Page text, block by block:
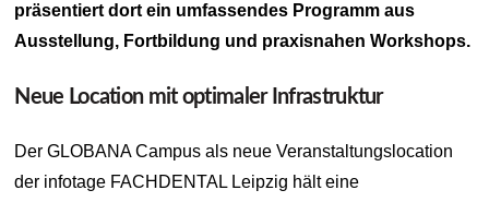
präsentiert dort ein umfassendes Programm aus
Ausstellung, Fortbildung und praxisnahen Workshops.
Neue Location mit optimaler Infrastruktur
Der GLOBANA Campus als neue Veranstaltungslocation
der infotage FACHDENTAL Leipzig hält eine